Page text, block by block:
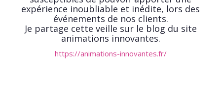
expérience inoubliable et inédite, lors des
événements de nos clients.
Je partage cette veille sur le blog du site
animations innovantes.
https://animations-innovantes.fr/